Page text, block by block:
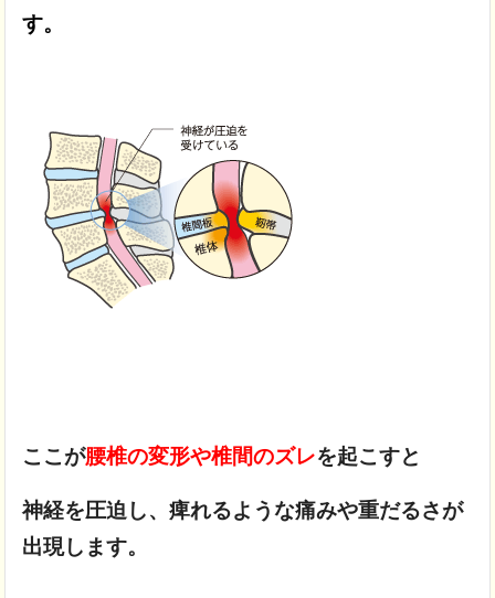
す。
ここが腰椎の変形や椎間のズレを起こすと
神経を圧迫し、痺れるような痛みや重だるさが
出現します。